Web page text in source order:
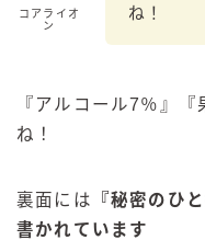
コアライオ
ン
ね！
『アルコール7％』
ね！
裏面には
『秘密のひ
書かれています